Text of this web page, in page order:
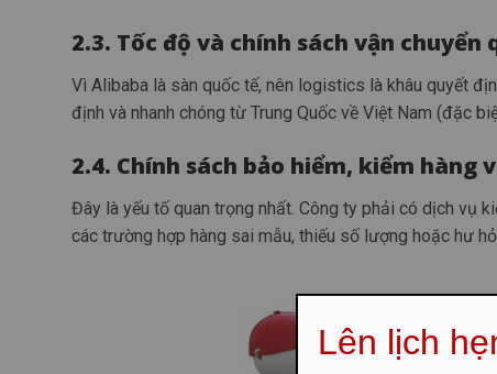
2.3. Tốc độ và chính sách vận chuyển
Vì Alibaba là sàn quốc tế, nên logistics là khâu quyết
định và nhanh chóng từ Trung Quốc về Việt Nam (đặc
2.4. Chính sách bảo hiểm, kiểm hàng
Đây là yếu tố quan trọng nhất. Công ty phải có dịch vụ
các trường hợp hàng sai mẫu, thiếu số lượng hoặc hư
Lên lịch